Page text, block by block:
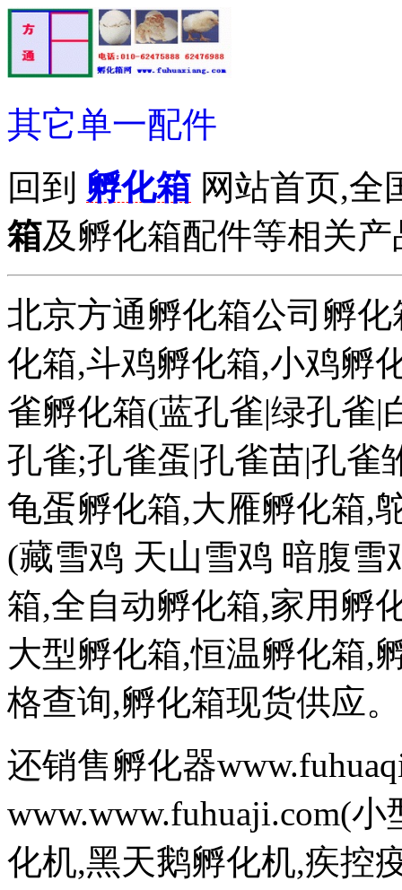
其它单一配件
回到 孵化箱 网站首页,全
箱及孵化箱配件等相关产
北京方通孵化箱公司孵
化箱,斗鸡孵化箱,小鸡孵
雀孵化箱(蓝孔雀|绿孔雀|
孔雀;孔雀蛋|孔雀苗|孔雀
龟蛋孵化箱,大雁孵化箱,
(藏雪鸡 天山雪鸡 暗腹
箱,全自动孵化箱,家用孵
大型孵化箱,恒温孵化箱,
格查询,孵化箱现货供应。
还销售孵化器
www.www.fuhuaji.com(
化机,黑天鹅孵化机,疾控